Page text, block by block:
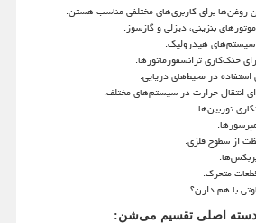
روغن‌ها برای کاربری‌های مختلفی مناسب هستن.
بنزینی، دیزلی و گازسوز.
هیدرولیک.
خنک‌کاری ترانسفورماتورها.
در محیط‌های دریایی.
انتقال حرارت در سیستم‌های مختلف.
توربین‌ها.
از سطوح فلزی.
متحرک.
با هم دارن؟
اصلی تقسیم می‌شن: